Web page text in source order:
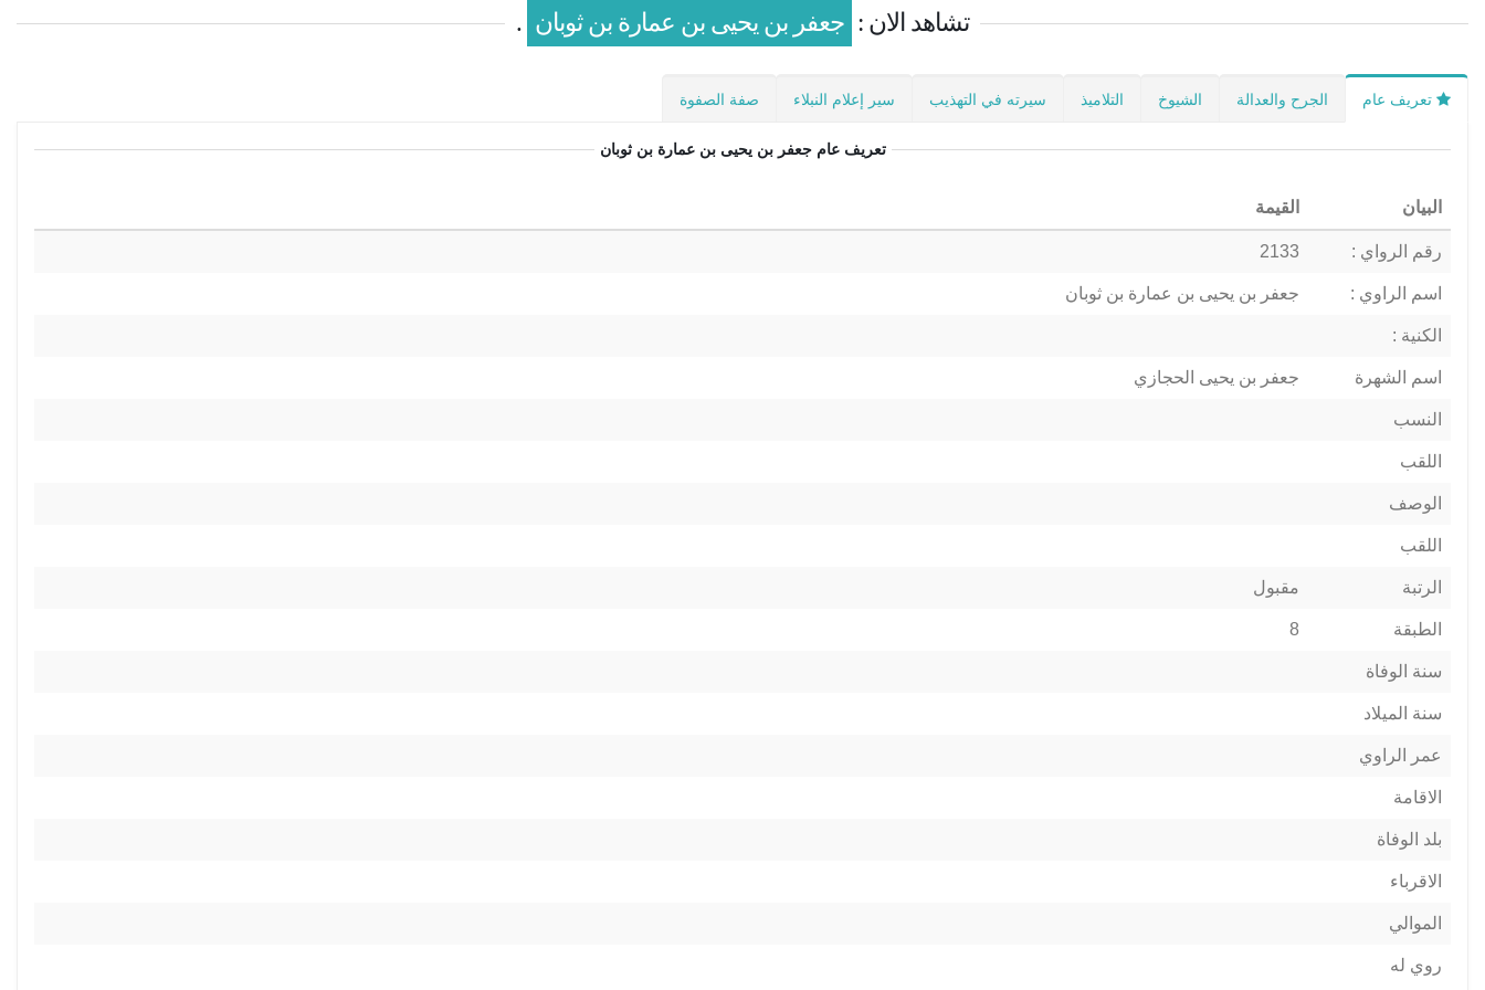
تشاهد الان : جعفر بن يحيى بن عمارة بن ثوبان .
تعريف عام الجرح والعدالة الشيوخ التلاميذ سيرته في التهذيب سير إعلام النبلاء صفة الصفوة
تعريف عامجعفر بن يحيى بن عمارة بن ثوبان
البيان القيمة
رقم الرواي : 2133
اسم الراوي : جعفر بن يحيى بن عمارة بن ثوبان
الكنية :
اسم الشهرة جعفر بن يحيى الحجازي
النسب
اللقب
الوصف
اللقب
الرتبة مقبول
الطبقة 8
سنة الوفاة
سنة الميلاد
عمر الراوي
الاقامة
بلد الوفاة
الاقرباء
الموالي
روي له